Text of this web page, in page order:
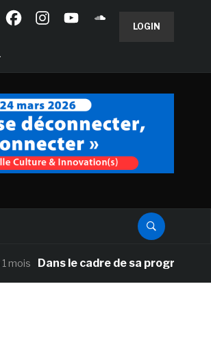
LOGIN
Dans le cadre de sa programmation